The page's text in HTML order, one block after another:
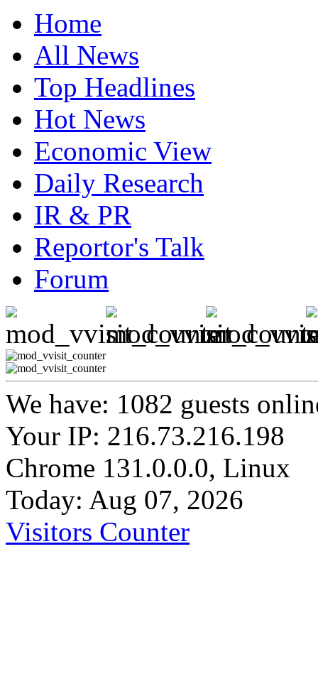
Home
All News
Top Headlines
Hot News
Economic View
Daily Research
IR & PR
Reportor's Talk
Forum
We have: 1082 guests
Your IP: 216.73.216.198
Chrome 131.0.0.0, Linux
Today: Aug 07, 2026
Visitors Counter